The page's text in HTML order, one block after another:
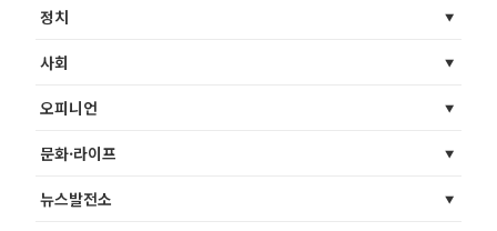
정치
사회
오피니언
문화·라이프
뉴스발전소